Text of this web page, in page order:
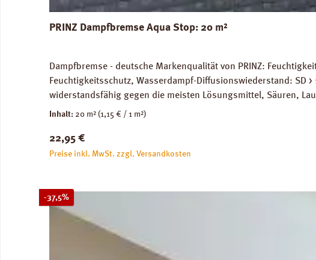
PRINZ Dampfbremse Aqua Stop: 20 m²
Dampfbremse - deutsche Markenqualität von PRINZ:
Feuchtigkeitsschutz, Wasserdampf-Diffusionswiederstand: SD
widerstandsfähig gegen die meisten Lösungsmittel, Säuren,
unbedenklich. Für Warmwasser-Fussbodenheizung geeignet.
Inhalt: 20 m² (1,15 € / 1 m²)
Regulärer Preis:
22,95 €
Preise inkl. MwSt. zzgl. Versandkosten
-37,5%Rabatt